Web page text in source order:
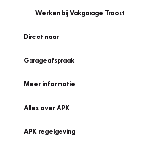
Werken bij Vakgarage Troost
Direct naar
Garageafspraak
Meer informatie
Alles over APK
APK regelgeving